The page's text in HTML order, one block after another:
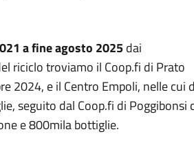
a fine agosto 2025dai
riciclo troviamo il Coop.fi di Prato
2024, e il Centro Empoli, nelle cui
seguito dal Coop.fi di Poggibonsi
e 800mila bottiglie.